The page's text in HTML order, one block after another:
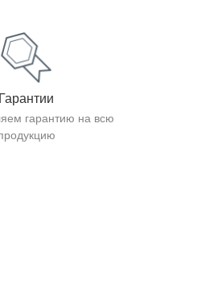
Гарантии
гарантию на всю